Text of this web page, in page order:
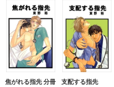
焦がれる指先 分冊
支配する指先